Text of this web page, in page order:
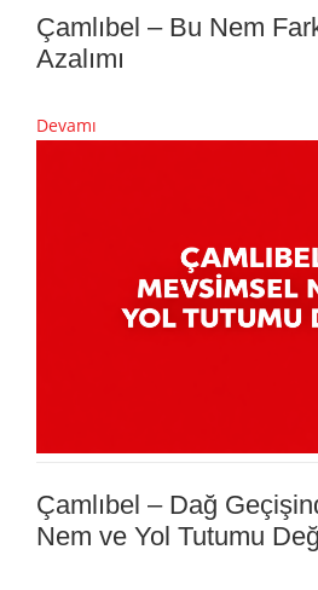
Çamlıbel – Bu Nem
Azalımı
Devamı
Çamlıbel – Dağ
Nem ve Yol Tutumu